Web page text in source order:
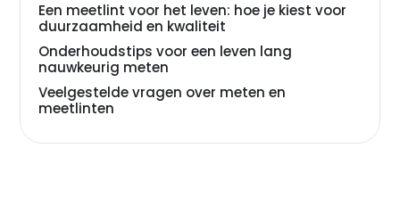
Een meetlint voor het leven: hoe je kiest voor
duurzaamheid en kwaliteit
Onderhoudstips voor een leven lang
nauwkeurig meten
Veelgestelde vragen over meten en
meetlinten